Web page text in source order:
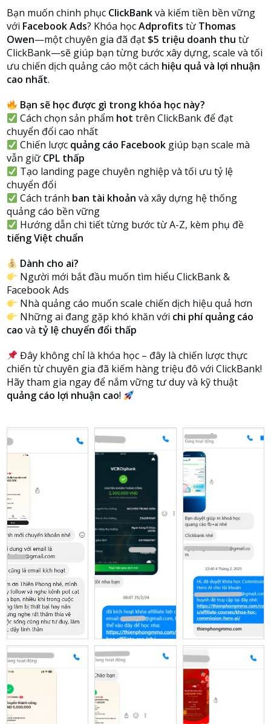
Bạn muốn chinh phục ClickBankvà kiếm tiền bền vững
với Facebook Ads? Khóa họcAdprofits từ Thomas
Owen—một chuyên gia đã đạt $5 triệu doanh thu từ
ClickBank—sẽ giúp bạn từng bước xây dựng, scale và tối
ưu chiến dịch quảng cáo một cách hiệu quả và lợi nhuận
cao nhất.
Bạn sẽ học được gì trong khóa học này?
Cách chọn sản phẩm hot trên ClickBank để đạt
chuyển đổi cao nhất
Chiến lược quảng cáo Facebook giúp bạn scale mà
vẫn giữ CPL thấp
Tạo landing page chuyên nghiệp và tối ưu tỷ lệ
chuyển đổi
Cách tránh ban tài khoản và xây dựng hệ thống
quảng cáo bền vững
Hướng dẫn chi tiết từng bước từ A-Z, kèm phụ đề
tiếng Việt chuẩn
Dành cho ai?
Người mới bắt đầu muốn tìm hiểu ClickBank &
Facebook Ads
Nhà quảng cáo muốn scale chiến dịch hiệu quả hơn
Những ai đang gặp khó khăn với chi phí quảng cáo
cao và tỷ lệ chuyển đổi thấp
Đây không chỉ là khóa học – đây là chiến lược thực
chiến từ chuyên gia đã kiếm hàng triệu đô với ClickBank!
Hãy tham gia ngay để nắm vững tư duy và kỹ thuật
quảng cáo lợi nhuận cao!